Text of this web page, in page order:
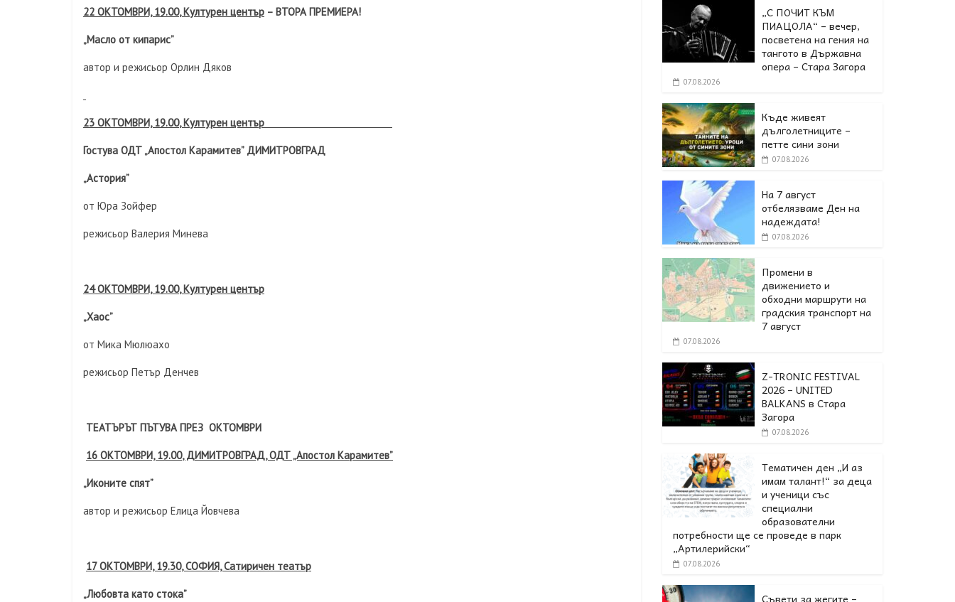
22 ОКТОМВРИ, 19.00, Културен център – ВТОРА ПРЕМИЕРА!
„Масло от кипарис”
автор и режисьор Орлин Дяков
23 ОКТОМВРИ, 19.00, Културен център
Гостува ОДТ „Апостол Карамитев” ДИМИТРОВГРАД
„Астория”
от Юра Зойфер
режисьор Валерия Минева
24 ОКТОМВРИ, 19.00, Културен център
„Хаос”
от Мика Мюлюахо
режисьор Петър Денчев
ТЕАТЪРЪТ ПЪТУВА ПРЕЗ ОКТОМВРИ
16 ОКТОМВРИ, 19.00, ДИМИТРОВГРАД, ОДТ „Апостол Карамитев”
„Иконите спят”
автор и режисьор Елица Йовчева
17 ОКТОМВРИ, 19.30, СОФИЯ, Сатиричен театър
„Любовта като стока”
„С ПОЧИТ КЪМ
ПИАЦОЛА“ – вечер,
посветена на гения на
тангото в Държавна
опера – Стара Загора
07.08.2026
Къде живеят
дълголетниците –
петте сини зони
07.08.2026
На 7 август
отбелязваме Ден на
надеждата!
07.08.2026
Промени в
движението и
обходни маршрути на
градския транспорт на
7 август
07.08.2026
Z-TRONIC FESTIVAL
2026 – UNITED
BALKANS в Стара
Загора
07.08.2026
Тематичен ден „И аз
имам талант!“ за деца
и ученици със
специални
образователни
потребности ще се проведе в парк
„Артилерийски“
07.08.2026
Съвети за жегите –